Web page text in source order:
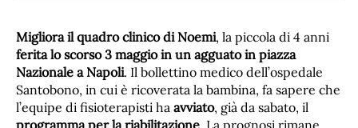
Migliora il quadro clinico di Noemi, la piccola di 4 anni
ferita lo scorso 3 maggio in un agguato in piazza
Nazionale a Napoli. Il bollettino medico dell’ospedale
Santobono, in cui è ricoverata la bambina, fa sapere che
l’equipe di fisioterapisti ha avviato, già da sabato, il
programma per la riabilitazione. La prognosi rimane